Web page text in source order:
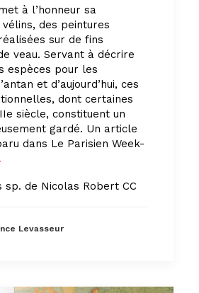
à l’honneur sa
des peintures
sur de fins
veau. Servant à décrire
espèces pour les
et d’aujourd’hui, ces
dont certaines
siècle, constituent un
gardé. Un article
dans Le Parisien Week-
sp. de Nicolas Robert CC
Levasseur